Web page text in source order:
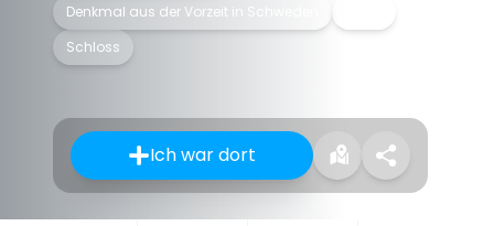
Denkmal aus der Vorzeit in Schweden
Schloss
Ich war dort